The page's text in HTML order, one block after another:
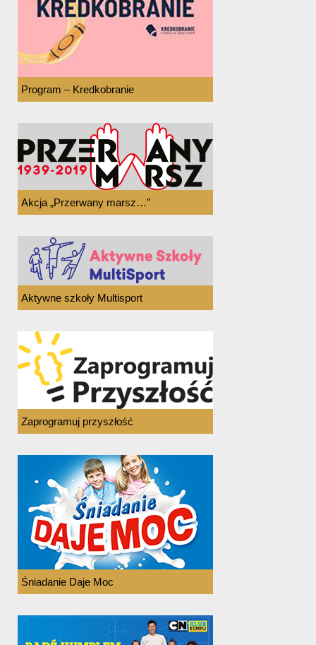
Program – Kredkobranie
Akcja „Przerwany marsz…”
Aktywne szkoły Multisport
Zaprogramuj przyszłość
Śniadanie Daje Moc